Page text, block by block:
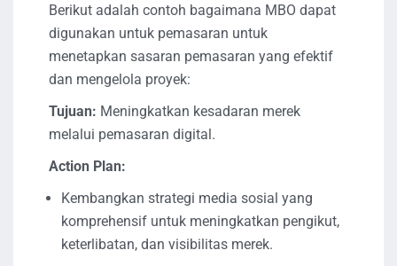
Berikut adalah contoh bagaimana MBO dapat
digunakan untuk pemasaran untuk
menetapkan sasaran pemasaran yang efektif
dan mengelola proyek:
Tujuan: Meningkatkan kesadaran merek
melalui pemasaran digital.
Action Plan:
Kembangkan strategi media sosial yang
komprehensif untuk meningkatkan pengikut,
keterlibatan, dan visibilitas merek.